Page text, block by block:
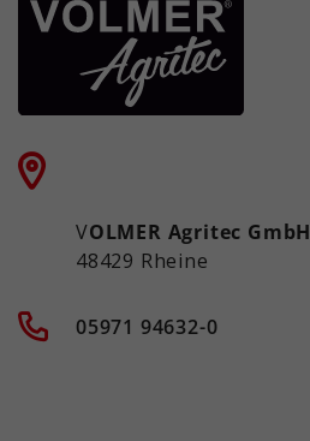
VOLMER Agritec GmbH
48429 Rheine
05971 94632-0